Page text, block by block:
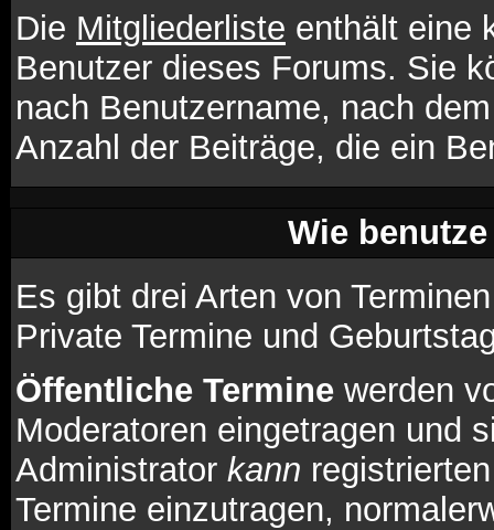
Die Mitgliederliste enthält eine
Benutzer dieses Forums. Sie
nach Benutzername, nach
Anzahl der Beiträge, die ein
Wie
Es gibt drei Arten von
Private Termine und
Öffentliche Termine werden
Moderatoren eingetragen und
Administrator kann
Termine einzutragen,